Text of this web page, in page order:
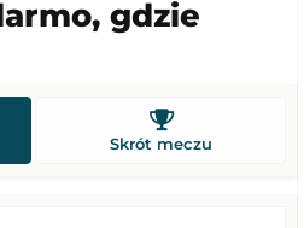
gdzie
Skrót meczu